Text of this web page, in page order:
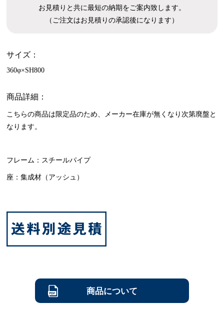
お見積りと共に最短の納期をご案内致します。
（ご注文はお見積りの承認後になります）
サイズ：
360φ×SH800
商品詳細：
こちらの商品は限定品のため、メーカー在庫が無くなり次第廃盤と
なります。
フレーム：スチールパイプ
座：集成材（アッシュ）
商品について